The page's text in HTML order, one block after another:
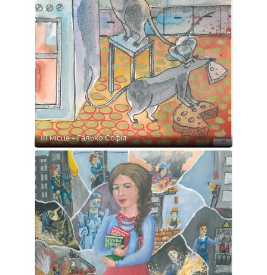
ІІІ місце – Галько Софія